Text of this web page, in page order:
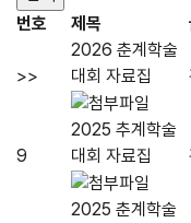
번호 제목
>>
2026 춘계학술
대회 자료집
9
2025 추계학술
대회 자료집
2025 춘계학술